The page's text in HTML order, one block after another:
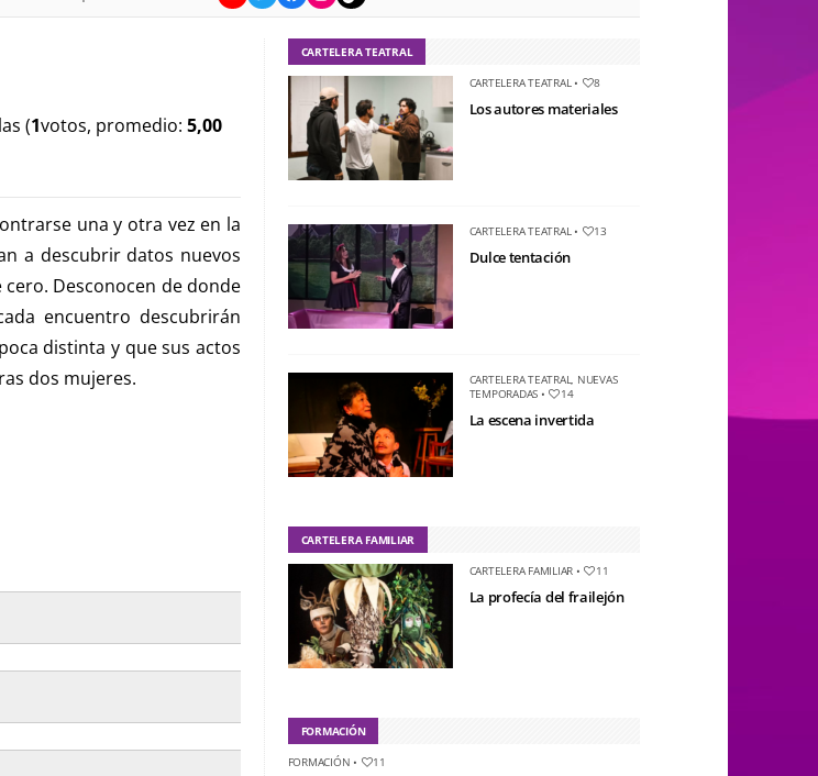
(1votos, promedio: 5,00
una y otra vez en la
a descubrir datos nuevos
Desconocen de donde
encuentro descubrirán
distinta y que sus actos
dos mujeres.
CARTELERA TEATRAL
CARTELERA TEATRAL• 8
Los autores materiales
CARTELERA TEATRAL• 13
Dulce tentación
CARTELERA TEATRAL, NUEVAS
TEMPORADAS • 14
La escena invertida
CARTELERA FAMILIAR
CARTELERA FAMILIAR • 11
La profecía del frailejón
FORMACIÓN
FORMACIÓN • 11